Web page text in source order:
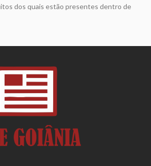
dos quais estão presentes dentro de